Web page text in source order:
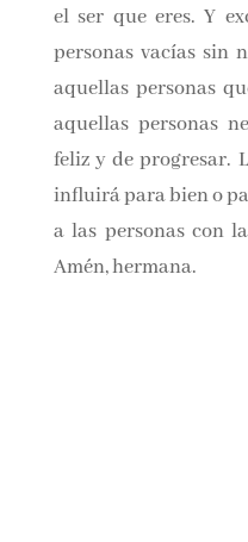
que te den
apoyen, que confíen
todas tus
eres. Y excluye de
vacías sin nada
personas que no
personas negativas
progresar. Lo que